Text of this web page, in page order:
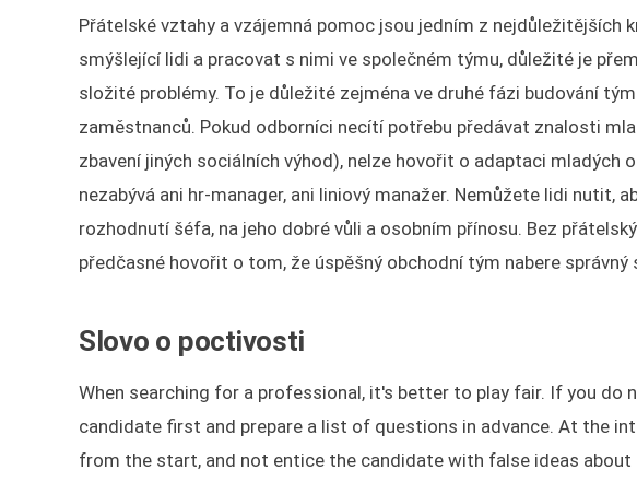
Přátelské vztahy a vzájemná pomoc jsou jedním z nejdůležitějších
smýšlející lidi a pracovat s nimi ve společném týmu, důležité je
složité problémy. To je důležité zejména ve druhé fázi budování
zaměstnanců. Pokud odborníci necítí potřebu předávat znalosti
zbavení jiných sociálních výhod), nelze hovořit o adaptaci
nezabývá ani hr-manager, ani liniový manažer. Nemůžete lidi nutit,
rozhodnutí šéfa, na jeho dobré vůli a osobním přínosu. Bez
předčasné hovořit o tom, že úspěšný obchodní tým nabere správný
Slovo o poctivosti
When searching for a professional, it's better to play fair. If you
candidate first and prepare a list of questions in advance. At the
from the start, and not entice the candidate with false ideas about